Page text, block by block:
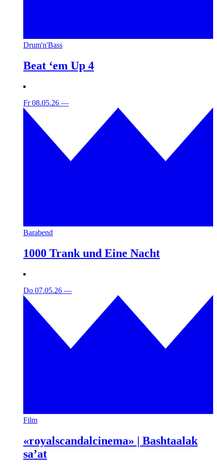
Drum'n'Bass
Beat ‘em Up 4
Fr 08.05.26 —
Barabend
1000 Trank und Eine Nacht
Do 07.05.26 —
Film
«royalscandalcinema» | Bashtaalak
sa’at